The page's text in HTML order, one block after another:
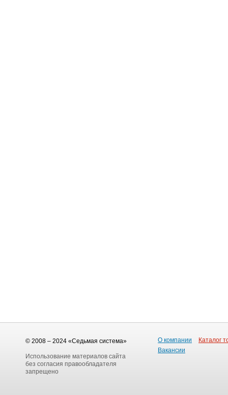
© 2008 – 2024 «Седьмая система»
Использование материалов сайта
без согласия правообладателя
запрещено
О компании
Каталог
Вакансии